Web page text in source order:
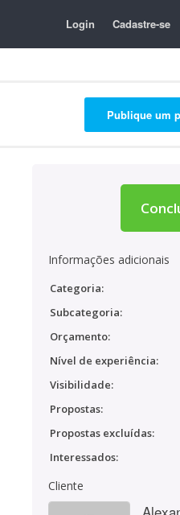
Login Cadastre-se
Publique um
Informações adicionais
Categoria:
Subcategoria:
Orçamento:
Nível de experiência:
Visibilidade:
Propostas:
Propostas excluídas:
Interessados:
Cliente